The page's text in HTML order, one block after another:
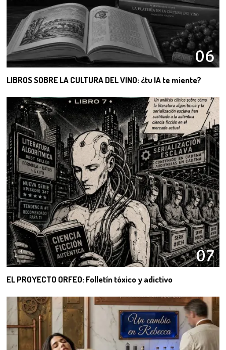
06
LIBROS SOBRE LA CULTURA DEL VINO: ¿tu IA te miente?
07
EL PROYECTO ORFEO: Folletín tóxico y adictivo